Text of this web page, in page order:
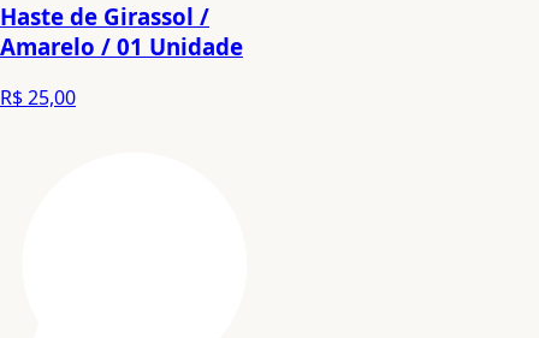
Haste de Girassol /
Amarelo / 01 Unidade
R$ 25,00